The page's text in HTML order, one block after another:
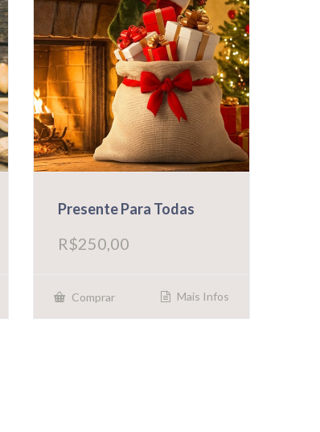
Presente Para Todas
R$250,00
Comprar Mais Infos